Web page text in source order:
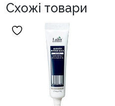
Схожі товари